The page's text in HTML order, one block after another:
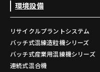
環境設備
リサイクルプラントシステム
バッチ式混練造粒機シリーズ
バッチ式産業用混練機シリーズ
連続式混合機